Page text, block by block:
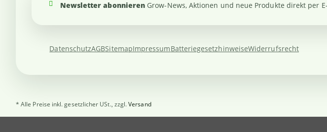
Newsletter abonnieren Grow-News, Aktionen und neue Produkte direkt per
DatenschutzAGBSitemapImpressumBatteriegesetzhinweiseWiderrufsrecht
* Alle Preise inkl. gesetzlicher USt., zzgl.Versand